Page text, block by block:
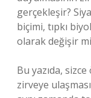
gerçekleşir?
biçimi, tıpkı
olarak değişir
Bu yazıda,
zirveye